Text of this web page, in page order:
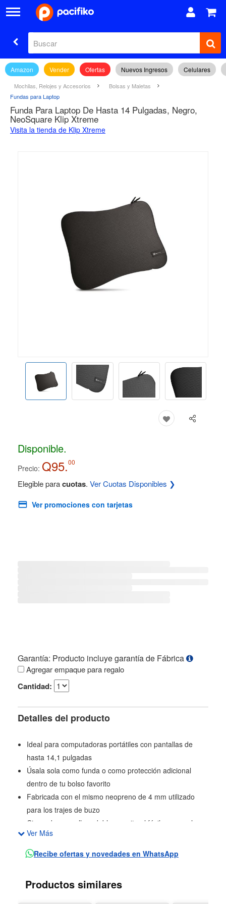
Amazon Vender Ofertas Nuevos Ingresos Celulares
Mochilas, Relojes y Accesorios
Bolsas y Maletas
Fundas para Laptop
Funda Para Laptop De Hasta 14 Pulgadas, Negro,
NeoSquare Klip Xtreme
Visita la tienda de Klip Xtreme
Disponible.
Precio: Q95.00
Elegible paracuotas. Ver Cuotas Disponibles ❯
Ver promociones con tarjetas
Garantía: Producto incluye garantía de Fábrica
Agregar empaque para regalo
Cantidad:
Detalles del producto
Ideal para computadoras portátiles con pantallas de
hasta 14,1 pulgadas
Úsala sola como funda o como protección adicional
dentro de tu bolso favorito
Fabricada con el mismo neopreno de 4 mm utilizado
para los trajes de buzo
Cierre de cremallera doble permite el fácil acceso al
laptop
Se puede lavar a máquina
Ver Más
Recibe ofertas y novedades en WhatsApp
Productos similares